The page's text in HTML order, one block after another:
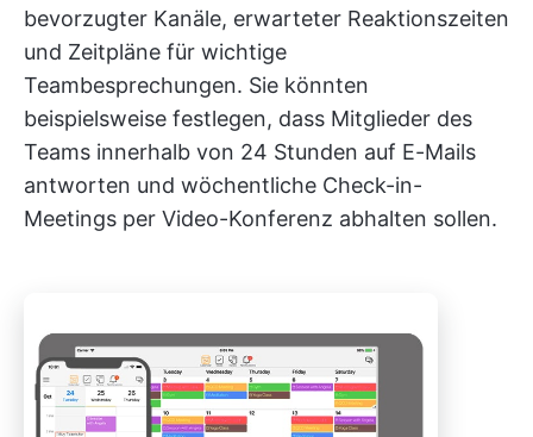
bevorzugter Kanäle, erwarteter Reaktionszeiten
und Zeitpläne für wichtige
Teambesprechungen. Sie könnten
beispielsweise festlegen, dass Mitglieder des
Teams innerhalb von 24 Stunden auf E-Mails
antworten und wöchentliche Check-in-
Meetings per Video-Konferenz abhalten sollen.